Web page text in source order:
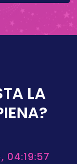
LA
04:19:57